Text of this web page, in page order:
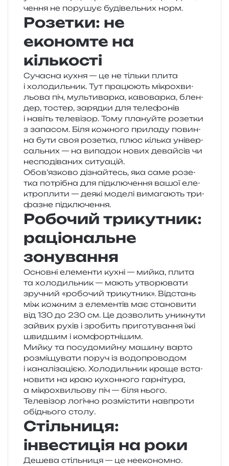
че­н­ня не пору­шує буді­вель­них норм.
Розетки: не
економте на
кількості
Сучасна кухня — це не тіль­ки плита
і холо­диль­ник. Тут пра­цю­ють мікро­хви­
льо­ва піч, муль­ти­вар­ка, каво­вар­ка, блен­
дер, тостер, заряд­ки для теле­фо­нів
і навіть теле­ві­зор. Тому пла­нуй­те розе­тки
з запа­сом. Біля кожно­го при­ла­ду повин­
на бути своя розе­тка, плюс кіль­ка уні­вер­
саль­них — на випа­док нових девай­сів чи
неспо­ді­ва­них ситуацій.
Обов’язково дізна­йтесь, яка саме розе­
тка потрі­бна для під­клю­че­н­ня вашої еле­
ктро­пли­ти — деякі моде­лі вима­га­ють три­
фа­зне підключення.
Робочий трикутник:
раціональне
зонування
Основні еле­мен­ти кухні — мийка, плита
та холо­диль­ник — мають утво­рю­ва­ти
зру­чний «робо­чий три­ку­тник». Відстань
між кожним з еле­мен­тів має ста­но­ви­ти
від 130 до 230 см. Це дозво­лить уни­кну­ти
зай­вих рухів і зро­бить при­го­ту­ва­н­ня їжі
швид­шим і комфортнішим.
Мийку та посу­до­мий­ну маши­ну варто
роз­мі­щу­ва­ти поруч із водо­про­во­дом
і кана­лі­за­ці­єю. Холодильник краще вста­
но­ви­ти на краю кухон­но­го гар­ні­ту­ра,
а мікро­хви­льо­ву піч — біля нього.
Телевізор логі­чно роз­мі­сти­ти нав­про­ти
обі­дньо­го столу.
Стільниця:
інвестиція на роки
Дешева стіль­ни­ця — це нееко­ном­но.